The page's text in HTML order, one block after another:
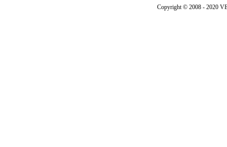
Copyright © 2008 - 2020